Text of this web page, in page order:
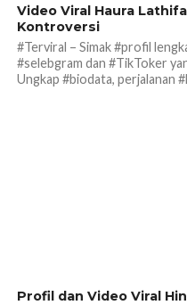
Video Viral Haura
Kontroversi
#Terviral – Simak #profil
#selebgram dan #TikToker
Ungkap #biodata, perjalanan
Profil dan Video Viral